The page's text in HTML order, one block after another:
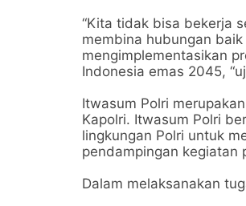
“Kita tidak bisa bekerja
membina hubungan
mengimplementasikan
Indonesia emas 2045,
Itwasum Polri
Kapolri. Itwasum Polri
lingkungan Polri untuk
pendampingan kegiatan
Dalam melaksanakan